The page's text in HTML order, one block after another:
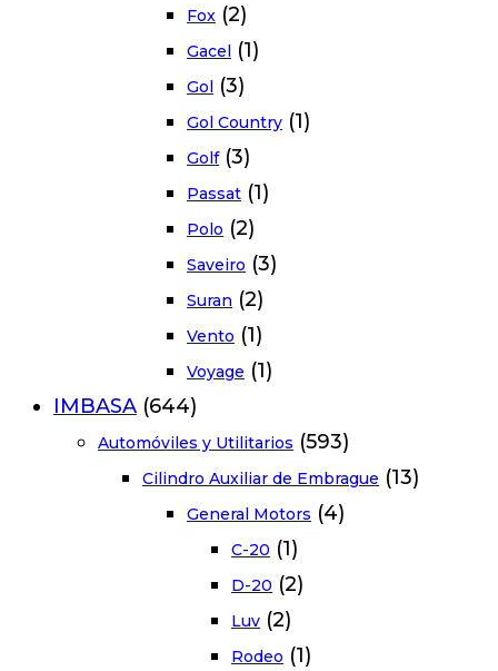
Fox (2)
Gacel (1)
Gol (3)
Gol Country (1)
Golf (3)
Passat (1)
Polo (2)
Saveiro (3)
Suran (2)
Vento (1)
Voyage (1)
IMBASA (644)
Automóviles y Utilitarios (593)
Cilindro Auxiliar de Embrague (13)
General Motors (4)
C-20 (1)
D-20 (2)
Luv (2)
Rodeo (1)